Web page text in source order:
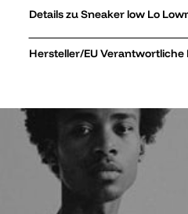
Details zu
Hersteller/EU Verantwortliche